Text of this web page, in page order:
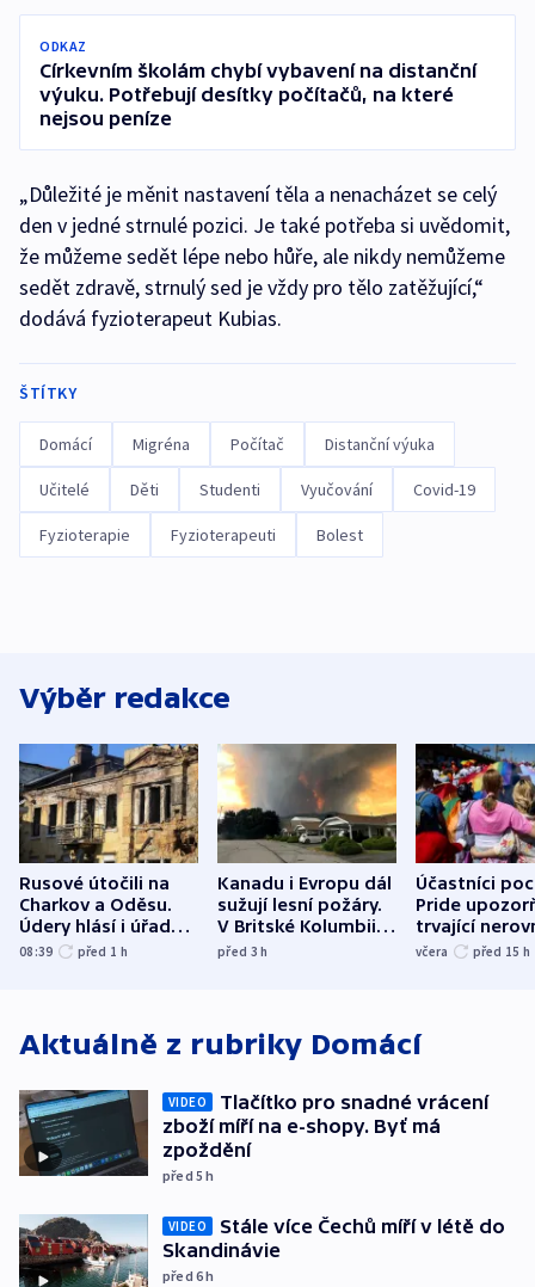
ODKAZ
Církevním školám chybí vybavení na distanční
výuku. Potřebují desítky počítačů, na které
nejsou peníze
„Důležité je měnit nastavení těla a nenacházet se celý
den v jedné strnulé pozici. Je také potřeba si uvědomit,
že můžeme sedět lépe nebo hůře, ale nikdy nemůžeme
sedět zdravě, strnulý sed je vždy pro tělo zatěžující,“
dodává fyzioterapeut Kubias.
ŠTÍTKY
Domácí Migréna Počítač Distanční výuka
Učitelé Děti Studenti Vyučování Covid-19
Fyzioterapie Fyzioterapeuti Bolest
Výběr redakce
Rusové útočili na
Charkov a Oděsu.
Údery hlásí i úřady v
Bělgorodu
08:39 před 1 h
Kanadu i Evropu dál
sužují lesní požáry.
V Britské Kolumbii
evakuovali tisíce lidí
před 3h
Účastníci
Pride
trvající
včera před 15 h
Aktuálně z rubriky Domácí
VIDEO
Tlačítko pro snadné vrácení
zboží míří na e-shopy. Byť má
zpoždění
před 5h
VIDEO
Stále více Čechů míří v létě do
Skandinávie
před 6h